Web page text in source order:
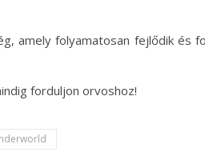
amely folyamatosan fejlődik és
forduljon orvoshoz!